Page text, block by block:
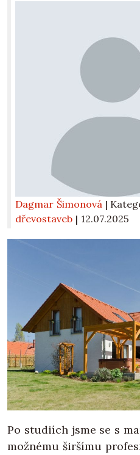
Dagmar Šimonová |
dřevostaveb | 12.07.2025
Po studiích jsme se s
možnému širšímu